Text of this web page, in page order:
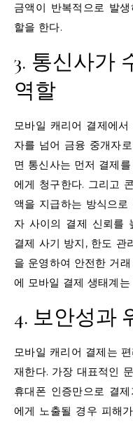
금액이 반복적으로 발
할을 한다.
3. 통신사가
역할
모바일 캐리어 결제에
자를 넘어 금융 중개자
면 통신사는 먼저 결제
에게 청구한다. 그리고
액을 지급하는 방식으
자 사이의 결제 신뢰를
결제 사기 방지, 한도 관
을 운영하여 안전한 거
에 모바일 결제 생태계
4. 보안성과
모바일 캐리어 결제는
재한다. 가장 대표적인
휴대폰 인증만으로 결
에게 노출될 경우 피해